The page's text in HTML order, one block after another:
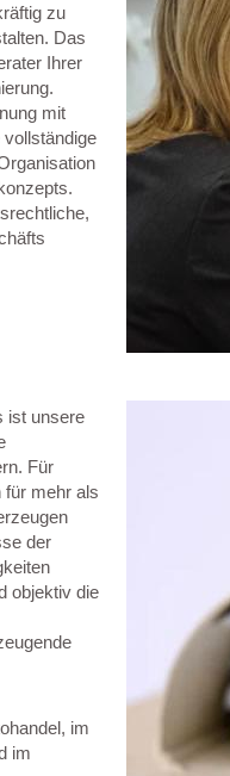
zu
Das
Ihrer
mit
vollständige
ist unsere
Für
für mehr als
der
objektiv die
im
im